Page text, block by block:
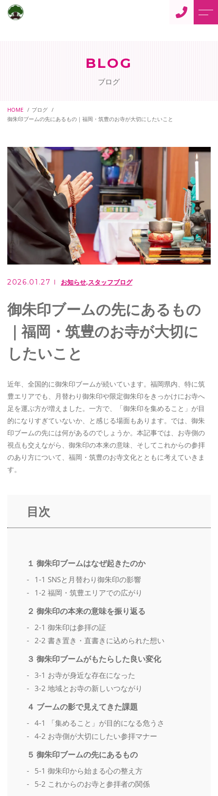
ご供養
ペット供養
ペットの訪問火葬
寺カフェ「蓮花」
よくある質問
ブログ
ご相談・お問い合わせ
0949-62-2107
メールでのお問い合わせ
住職は行政書士としても活躍しています
もりやま行政書士事務所
BLOG
ブログ
HOME
ブログ
御朱印ブームの先にあるもの｜福岡・筑豊のお寺が大切にしたいこと
2026.01.27 お知らせ スタッフブログ
御朱印ブームの先にあるもの
｜福岡・筑豊のお寺が大切に
したいこと
近年、全国的に御朱印ブームが続いています。福岡県内、特に筑
豊エリアでも、月替わり御朱印や限定御朱印をきっかけにお寺へ
足を運ぶ方が増えました。一方で、「御朱印を集めること」が目
的になりすぎていないか、と感じる場面もあります。では、御朱
印ブームの先には何があるのでしょうか。本記事では、お寺側の
視点も交えながら、御朱印の本来の意味、そしてこれからの参拝
のあり方について、福岡・筑豊のお寺文化とともに考えていきま
す。
目次
１ 御朱印ブームはなぜ起きたのか
1-1 SNSと月替わり御朱印の影響
1-2 福岡・筑豊エリアでの広がり
２ 御朱印の本来の意味を振り返る
2-1 御朱印は参拝の証
2-2 書き置き・直書きに込められた想い
３ 御朱印ブームがもたらした良い変化
3-1 お寺が身近な存在になった
3-2 地域とお寺の新しいつながり
４ ブームの影で見えてきた課題
4-1 「集めること」が目的になる危うさ
4-2 お寺側が大切にしたい参拝マナー
５ 御朱印ブームの先にあるもの
5-1 御朱印から始まる心の整え方
5-2 これからのお寺と参拝者の関係